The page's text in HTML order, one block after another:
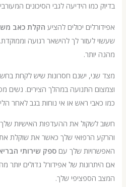
הידיעה לגבי הסיכונים המעורבים.
יכולים להציעהקלת כאב משמעותית
לך להישאר רגועה וממוקדת. זה יכול
ישנם חסרונות שיש לקחת בחשבון, כמו
התנועה במהלך הצירים. נשים מסוימות גם
ראש או אי נוחות בגב לאחר הלידה.
את ההעדפות האישיות שלך, מה
הרפואי שלך כאשר את שוקלת את
שלך עםספק שירותי הבריאות שלך
של אפידורל גדולים יותר
שלך.